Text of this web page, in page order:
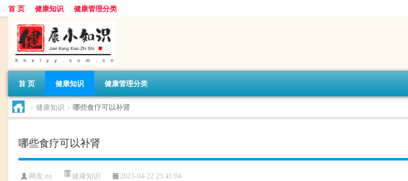
首 页 健康知识 健康管理分类
首 页 健康知识 健康管理分类
> 健康知识 > 哪些食疗可以补肾
哪些食疗可以补肾
网友:nx 健康知识 2023-04-22 23:41:04